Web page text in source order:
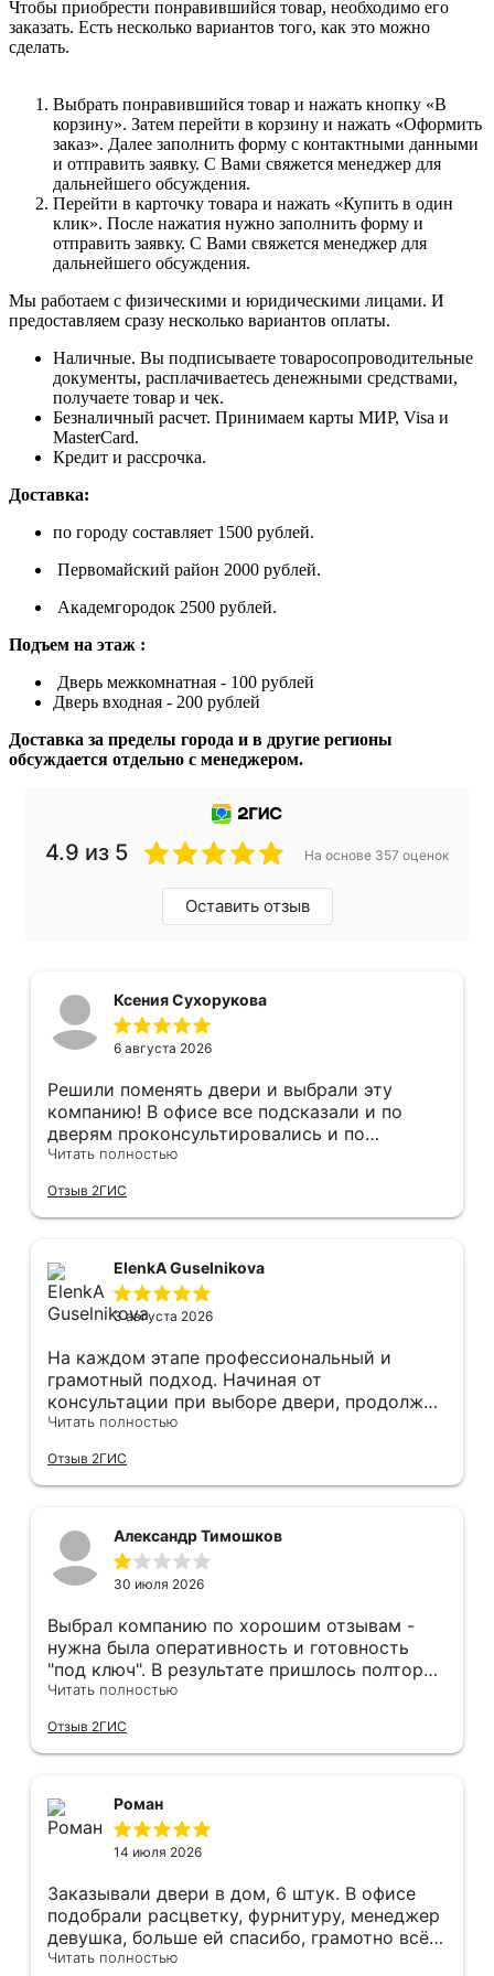
Чтобы приобрести понравившийся товар, необходимо его
заказать. Есть несколько вариантов того, как это можно
сделать.
Выбрать понравившийся товар и нажать кнопку «В
корзину». Затем перейти в корзину и нажать «Оформить
заказ». Далее заполнить форму с контактными данными
и отправить заявку. С Вами свяжется менеджер для
дальнейшего обсуждения.
Перейти в карточку товара и нажать «Купить в один
клик». После нажатия нужно заполнить форму и
отправить заявку. С Вами свяжется менеджер для
дальнейшего обсуждения.
Мы работаем с физическими и юридическими лицами. И
предоставляем сразу несколько вариантов оплаты.
Наличные. Вы подписываете товаросопроводительные
документы, расплачиваетесь денежными средствами,
получаете товар и чек.
Безналичный расчет. Принимаем карты МИР, Visa и
MasterCard.
Кредит и рассрочка.
Доставка:
по городу составляет 1500 рублей.
Первомайский район 2000 рублей.
Академгородок 2500 рублей.
Подъем на этаж :
Дверь межкомнатная - 100 рублей
Дверь входная - 200 рублей
Доставка за пределы города и в другие регионы
обсуждается отдельно с менеджером.
4.9 из 5 На основе 357 оценок
Оставить отзыв
Ксения Сухорукова
6 августа 2026
Решили поменять двери и выбрали эту
компанию! В офисе все подсказали и по
дверям проконсультировались и по
фурнитуре. Анастасия ответила на все
Монтаж быстро, качественно и аккуратно,
Сергея прямо рекомендую! С утра до
мусор убирает после монтажа. Рекомендую!
Читать полностью
Отзыв 2ГИС
ElenkA Guselnikova
3 августа 2026
На каждом этапе профессиональный и
грамотный подход. Начиная от
консультации при выборе двери, продолжая
оперативным замером, завершая быстрой и
оформление двери - отдельное спасибо!
Рекомендуем и планируем в дальнейшем, по
Читать полностью
Отзыв 2ГИС
Александр Тимошков
30 июля 2026
Выбрал компанию по хорошим отзывам -
нужна была оперативность и готовность
"под ключ". В результате пришлось полтора
часа потратить на уборку подъезда, так как
"утилизация старой двери" не входит
уборка выломанного деревянного косяка и
После предъявления претензии менеджеру
получил только недовольный звонок от
монтажника, никаких извинений и попыток
менеджером специально обговаривал, что
нужна утилизация, мне это затруднительно -
ограниченные физические возможности...
Дополнение на следующий день - отберите
Читать полностью
Отзыв 2ГИС
Роман
14 июля 2026
Заказывали двери в дом, 6 штук. В офисе
подобрали расцветку, фурнитуру, менеджер
девушка, больше ей спасибо, грамотно всё
подсказывала и советовала. Парни
Читать полностью